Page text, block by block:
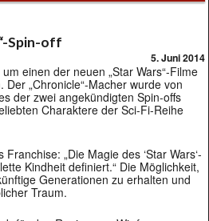
Spin-off
5. Juni 2014
einen der neuen „Star Wars“-Filme
„Chronicle“-Macher wurde von
der zwei angekündigten Spin-offs
Charaktere der Sci-Fi-Reihe
„Die Magie des ‘Star Wars‘-
Kindheit definiert.“ Die Möglichkeit,
Generationen zu erhalten und
Traum.